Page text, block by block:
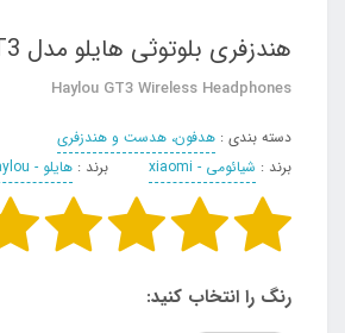
هندزفری بلوتوثی هایلو مدل Haylou GT3
Haylou GT3 Wireless Headphones
دسته بندی : هدفون، هدست و هندزفری
برند : شیائومی - xiaomi برند : هایلو - Haylou
رنگ را انتخاب کنید: